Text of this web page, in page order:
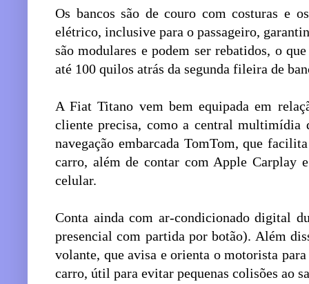
Os bancos são de couro com costuras e
elétrico, inclusive para o passageiro,
são modulares e podem ser rebatidos, o
até 100 quilos atrás da segunda fileira de
A Fiat Titano vem bem equipada em
cliente precisa, como a central multimídia
navegação embarcada TomTom, que
carro, além de contar com Apple Carplay
celular.
Conta ainda com ar-condicionado digital
presencial com partida por botão). Além
volante, que avisa e orienta o motorista
carro, útil para evitar pequenas colisões ao